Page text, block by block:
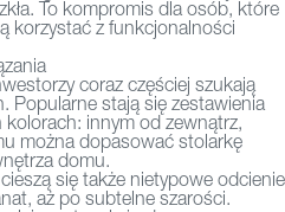
To kompromis dla osób, które
korzystać z funkcjonalności
coraz częściej szukają
Popularne stają się zestawienia
innym od zewnątrz,
można dopasować stolarkę
domu.
się także nietypowe odcienie
aż po subtelne szarości.